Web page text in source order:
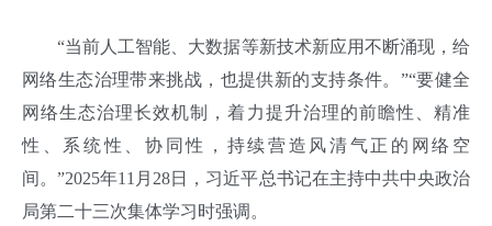
“当前人工智能、大数据等新技术新应用不断涌现，给
网络生态治理带来挑战，也提供新的支持条件。”“要健全
网络生态治理长效机制，着力提升治理的前瞻性、精准
性、系统性、协同性，持续营造风清气正的网络空
间。”2025年11月28日，习近平总书记在主持中共中央政治
局第二十三次集体学习时强调。